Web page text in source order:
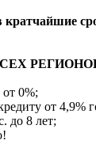
0%;
от 4,9%
до 8 лет;